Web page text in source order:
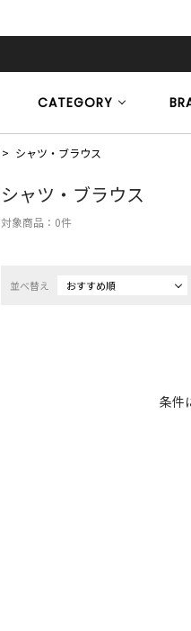
CATEGORY
シャツ・ブラウス
シャツ・ブラウス
対象商品： 0件
並べ替え おすすめ順
条件